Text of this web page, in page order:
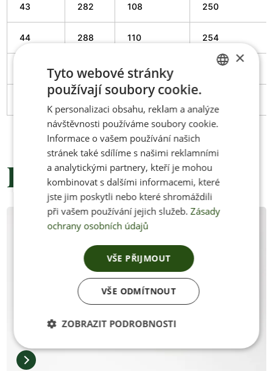
43 282 108 250
44 288 110 254
294 111
300
Podobné produkty
ENGLISH
×
Tyto webové stránky
používají soubory cookie.
K personalizaci obsahu, reklam a analýze
návštěvnosti používáme soubory cookie.
Informace o vašem používání našich
stránek také sdílíme s našimi reklamními
a analytickými partnery, kteří je mohou
kombinovat s dalšími informacemi, které
jste jim poskytli nebo které shromáždili
při vašem používání jejich služeb. Zásady
ochrany osobních údajů
VŠE PŘIJMOUT
VŠE ODMÍTNOUT
ZOBRAZIT PODROBNOSTI